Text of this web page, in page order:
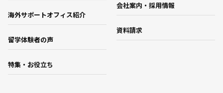
海外サポートオフィス紹介
留学体験者の声
特集・お役立ち
会社案内・採用情報
資料請求